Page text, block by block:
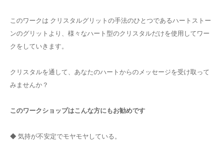
このワークは クリスタルグリットの手法のひとつであるハートストー
ンのグリットより、様々なハート型のクリスタルだけを使用してワー
クをしていきます。
クリスタルを通して、あなたのハートからのメッセージを受け取って
みませんか？
このワークショップはこんな方にもお勧めです
◆ 気持が不安定でモヤモヤしている。